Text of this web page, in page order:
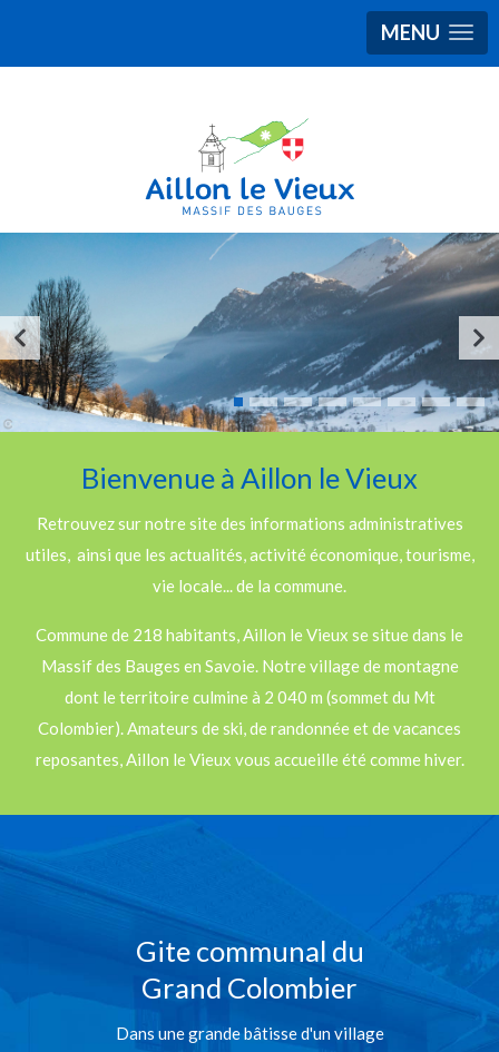
MENU
Bienvenue à Aillon le Vieux
Retrouvez sur notre site des informations administratives
utiles, ainsi que les actualités, activité économique, tourisme,
vie locale... de la commune.
Commune de 218 habitants, Aillon le Vieux se situe dans le
Massif des Bauges en Savoie. Notre village de montagne
dont le territoire culmine à 2 040 m (sommet du Mt
Colombier). Amateurs de ski, de randonnée et de vacances
reposantes, Aillon le Vieux vous accueille été comme hiver.
Gite communal du
Grand Colombier
Dans une grande bâtisse d'un village